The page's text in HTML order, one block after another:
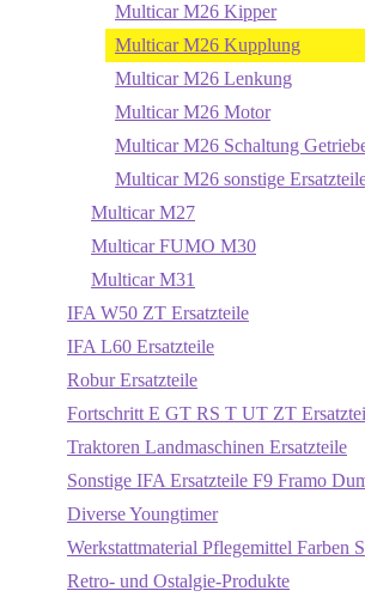
Multicar M26 Kipper
Multicar M26 Kupplung
Multicar M26 Lenkung
Multicar M26 Motor
Multicar M26 Schaltung
Multicar M26 sonstige
Multicar M27
Multicar FUMO M30
Multicar M31
IFA W50 ZT Ersatzteile
IFA L60 Ersatzteile
Robur Ersatzteile
Fortschritt E GT RS T UT ZT
Traktoren Landmaschinen Ersatzteile
Sonstige IFA Ersatzteile F9 Framo
Diverse Youngtimer
Werkstattmaterial Pflegemittel Farben
Retro- und Ostalgie-Produkte